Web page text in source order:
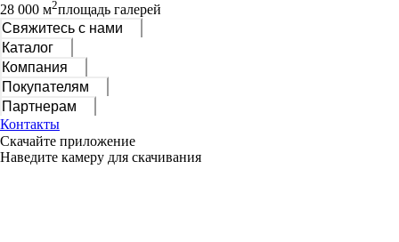
28 000 м2площадь галерей
Свяжитесь с нами
Каталог
Компания
Покупателям
Партнерам
Контакты
Скачайте приложение
Наведите камеру для скачивания